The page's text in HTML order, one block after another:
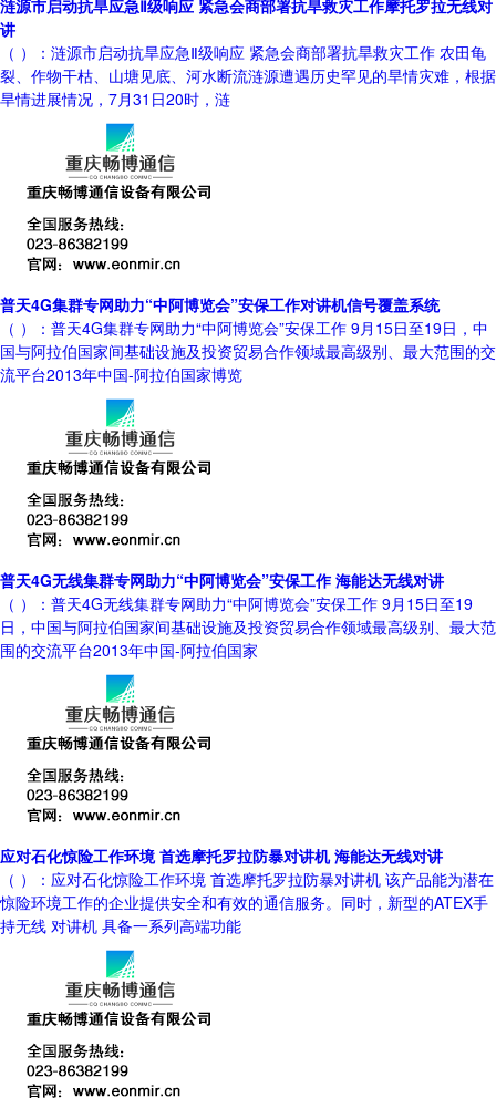
涟源市启动抗旱应急Ⅱ级响应 紧急会商部署抗旱救灾工作摩托罗拉无线对
讲
（ ）：涟源市启动抗旱应急Ⅱ级响应 紧急会商部署抗旱救灾工作 农田龟
裂、作物干枯、山塘见底、河水断流涟源遭遇历史罕见的旱情灾难，根据
旱情进展情况，7月31日20时，涟
普天4G集群专网助力“中阿博览会”安保工作对讲机信号覆盖系统
（ ）：普天4G集群专网助力“中阿博览会”安保工作 9月15日至19日，中
国与阿拉伯国家间基础设施及投资贸易合作领域最高级别、最大范围的交
流平台2013年中国-阿拉伯国家博览
普天4G无线集群专网助力“中阿博览会”安保工作 海能达无线对讲
（ ）：普天4G无线集群专网助力“中阿博览会”安保工作 9月15日至19
日，中国与阿拉伯国家间基础设施及投资贸易合作领域最高级别、最大范
围的交流平台2013年中国-阿拉伯国家
应对石化惊险工作环境 首选摩托罗拉防暴对讲机 海能达无线对讲
（ ）：应对石化惊险工作环境 首选摩托罗拉防暴对讲机 该产品能为潜在
惊险环境工作的企业提供安全和有效的通信服务。同时，新型的ATEX手
持无线 对讲机 具备一系列高端功能